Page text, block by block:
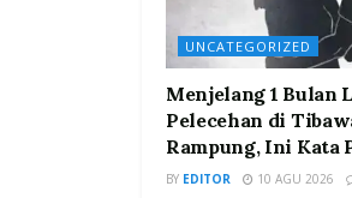
UNCATEGORIZED
Menjelang 1 Bulan
Pelecehan di
Rampung, Ini Kata
BY EDITOR 10 AGU 2026